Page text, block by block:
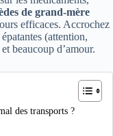
de grand-mère
efficaces. Accrochez
(attention,
beaucoup d’amour.
des transports ?